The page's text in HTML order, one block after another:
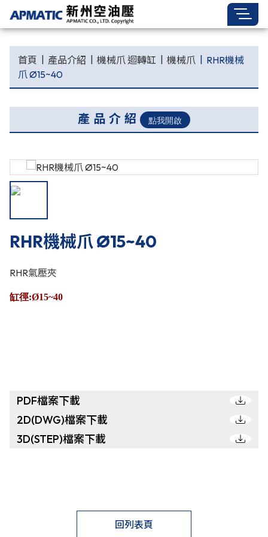
首頁 產品介紹 機械爪 迴轉缸 機械爪
RHR機械
爪 Ø15~40
產品介紹
RHR機械爪 Ø15~40
RHR氣壓夾
缸徑:Ø15~40
PDF檔案下載
2D(DWG)檔案下載
3D(STEP)檔案下載
回列表頁